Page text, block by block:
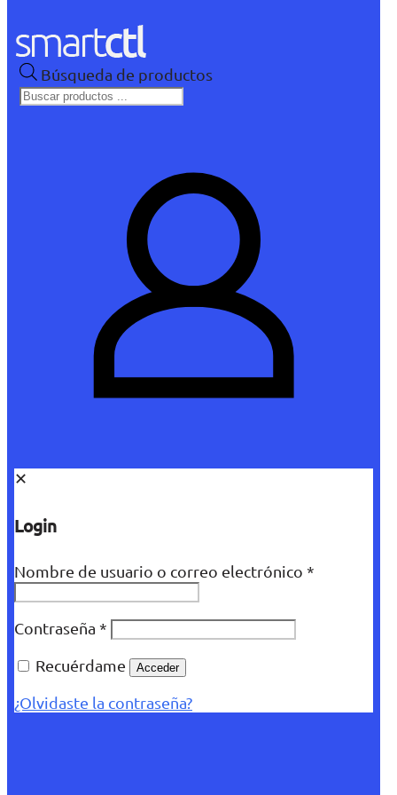
Búsqueda de productos
✕
Login
Nombre de usuario o correo electrónico *
Contraseña *
Recuérdame
Acceder
¿Olvidaste la contraseña?